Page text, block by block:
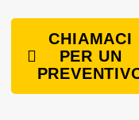
CHIAMACI
PER UN